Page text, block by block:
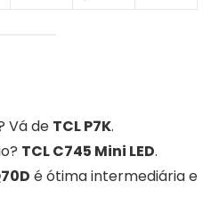
Vá de TCL P7K.
TCL C745 Mini LED.
é ótima intermediária e